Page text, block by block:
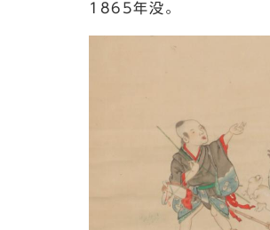
1865年没。